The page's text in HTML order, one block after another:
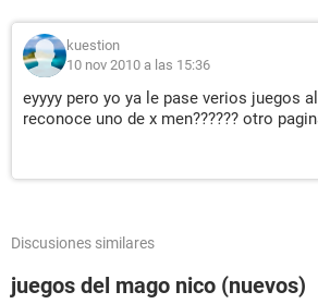
kuestion
10 nov 2010 a las 15:36
eyyyy pero yo ya le pase verios juegos
reconoce uno de x men?????? otro
Discusiones similares
juegos del mago nico (nuevos)